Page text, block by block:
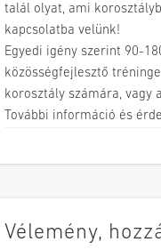
talál olyat, ami
kapcsolatba velünk!
Egyedi igény szerint 90-
közösségfejlesztő
korosztály számára, vagy
További információ és
Vélemény,